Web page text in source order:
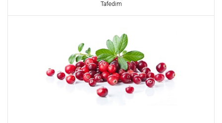
Tafedim